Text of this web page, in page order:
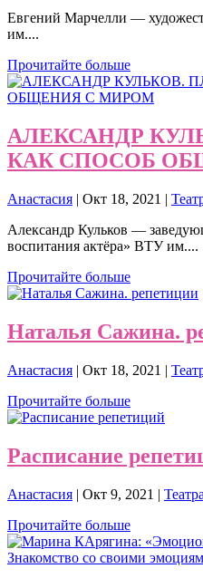
Евгений Марчелли —
им....
Прочитайте больше
АЛЕКСАНДР
КАК СПОСОБ
Анастасия | Окт 18, 2021 |
Александр Кульков —
воспитания актёра» ВТУ им....
Прочитайте больше
Наталья Сажина.
Анастасия | Окт 18, 2021 |
Прочитайте больше
Расписание
Анастасия | Окт 9, 2021 |
Прочитайте больше